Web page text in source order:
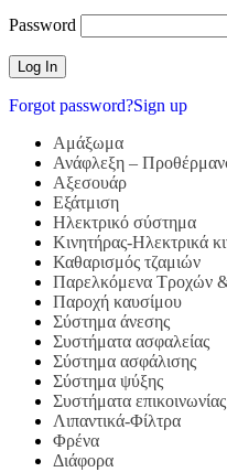
Password
Forgot password?Sign up
Αμάξωμα
Ανάφλεξη –
Αξεσουάρ
Εξάτμιση
Ηλεκτρικό σύστημα
Κινητήρας-Ηλεκτρικά
Καθαρισμός τζαμιών
Παρελκόμενα Τροχών
Παροχή καυσίμου
Σύστημα άνεσης
Συστήματα ασφαλείας
Σύστημα ασφάλισης
Σύστημα ψύξης
Συστήματα επικοινωνίας
Λιπαντικά-Φίλτρα
Φρένα
Διάφορα